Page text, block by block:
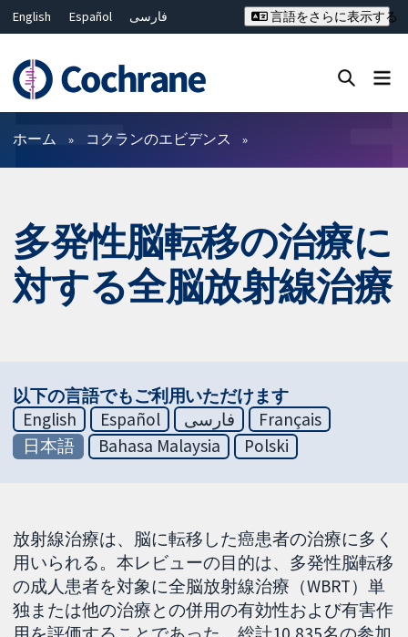
English Español
فارسی
Deutsch
Bahasa Malaysia
ไทย
繁體中文
简体中文
言語をさらに表示する
フィルター
ホーム コクランのエビデンス
多発性脳転移の治療に
対する全脳放射線治療
以下の言語でもご利用いただけます
English
Español فارسی
Français
日本語
Bahasa Malaysia Polski
放射線治療は、脳に転移した癌患者の治療に多く
用いられる。本レビューの目的は、多発性脳転移
の成人患者を対象に全脳放射線治療（WBRT）単
独または他の治療との併用の有効性および有害作